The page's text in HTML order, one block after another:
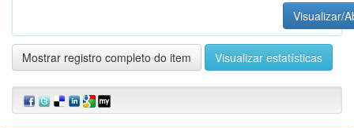
Visualizar/
Mostrar registro completo do item Visualizar estatísticas